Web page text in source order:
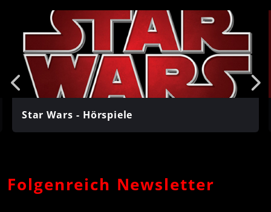
Star Wars - Hörspiele
Folgenreich Newsletter